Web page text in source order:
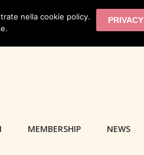
MEMBERSHIP NEWS
nella cookie policy.
PRIVACY